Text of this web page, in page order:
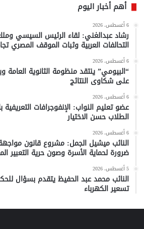
أهم أخبار اليوم
6 أغسطس، 2026
رشاد عبدالغني: لقاء الرئيس السيسي
التحالفات العربية وثبات الموقف المصري
6 أغسطس، 2026
“البيومي” ينتقد منظومة الثانوية العامة
على شكاوى النتائج
6 أغسطس، 2026
عضو تعليم النواب: الإنفوجرافات
الطلاب حسن الاختيار
6 أغسطس، 2026
النائب ميشيل الجمل: مشروع قانون
ضرورة لحماية الأسرة وصون حرية التعبير
5 أغسطس، 2026
النائب محمد عبد الحفيظ يتقدم بسؤال
تسعير الكهرباء